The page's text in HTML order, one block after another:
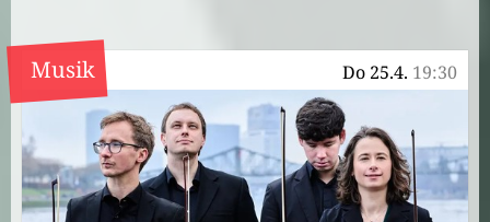
Do 25.4. 19:30
Musik